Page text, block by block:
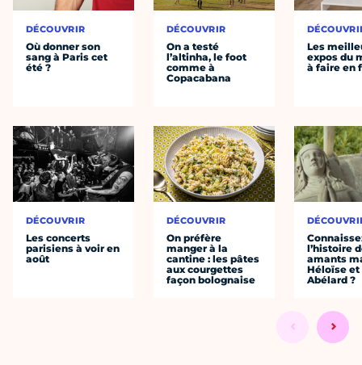
DÉCOUVRIR
Où donner son
sang à Paris cet
été ?
DÉCOUVRIR
Les concerts
parisiens à voir en
août
DÉCOUVRIR
On a testé
l’altinha, le foot
comme à
Copacabana
DÉCOUVRIR
On préfère
manger à la
cantine : les pâtes
aux courgettes
façon bolognaise
Les
expos du
à faire en
l’histoire
amants
Héloïse et
Abélard ?